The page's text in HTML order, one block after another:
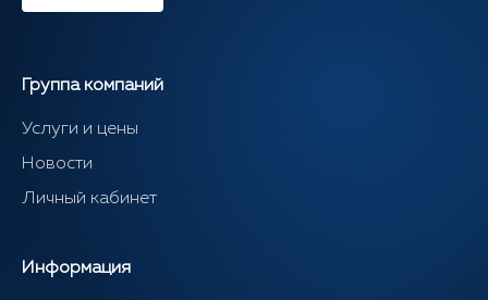
Группа компаний
Услуги и цены
Новости
Личный кабинет
Информация